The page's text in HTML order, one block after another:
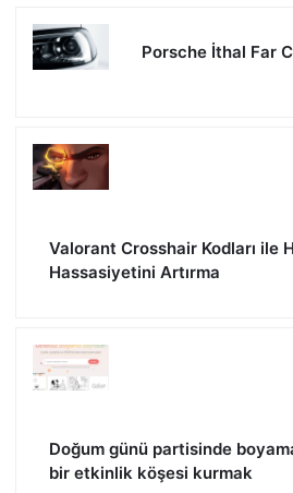
Porsche İthal Far
Valorant Crosshair Kodları ile
Hassasiyetini Artırma
Doğum günü partisinde
bir etkinlik köşesi kurmak